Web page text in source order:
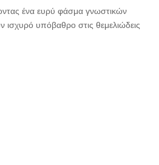
ένα ευρύ φάσμα γνωστικών
ισχυρό υπόβαθρο στις θεμελιώδεις